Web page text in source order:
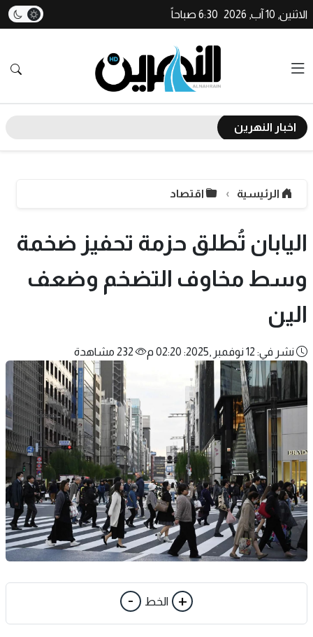
الاثنين, 10 آب, 2026 6:30 صباحاً
اخبار النهرين
الرئيسية اقتصاد
اليابان تُطلق حزمة تحفيز ضخمة
وسط مخاوف التضخم وضعف
الين
نشر في: 12 نوفمبر ,2025: 02:20 م 232 مشاهدة
+ الخط -